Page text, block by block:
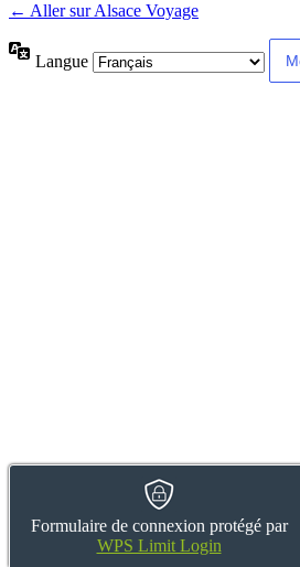
Formulaire de connexion protégé par
WPS Limit Login
← Aller sur Alsace Voyage
Langue